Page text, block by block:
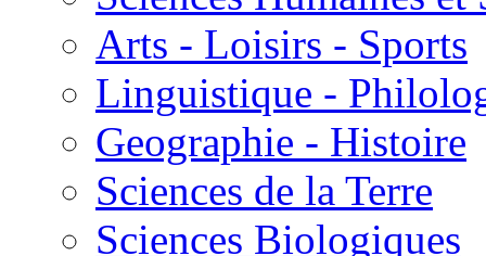
Arts - Loisirs - Sports
Linguistique -
Geographie - Histoire
Sciences de la Terre
Sciences Biologiques